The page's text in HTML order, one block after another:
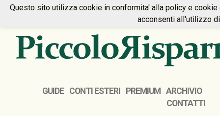
HOME PREMIUM CONTATTI
GUIDE CONTI ESTERI PREMIUM
ARCHIVIO
CONTATTI
Questo sito utilizza cookie in conformita' alla policy e
acconsenti all'utilizzo